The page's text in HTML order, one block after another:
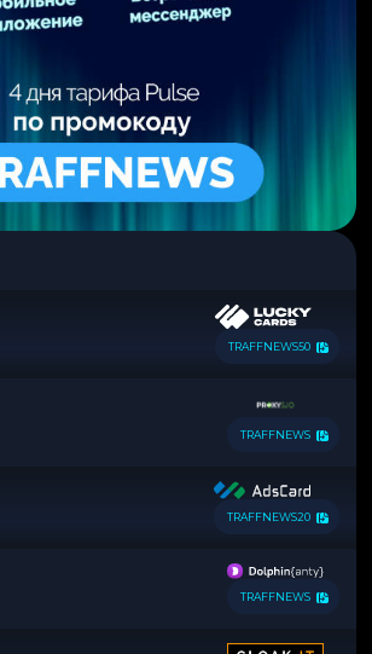
TRAFFNEWS50
TRAFFNEWS
TRAFFNEWS20
TRAFFNEWS